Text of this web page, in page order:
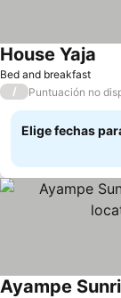
Bed and breakfast
House Yaja
/ Puntuación no
Elige fechas